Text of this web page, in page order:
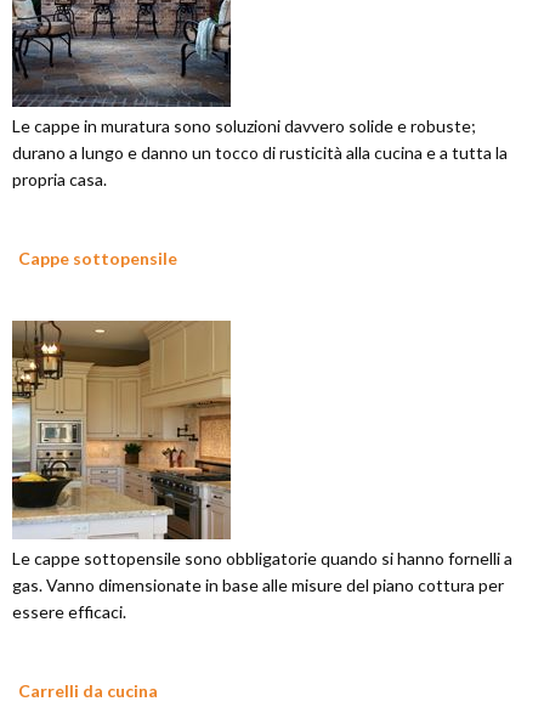
Le cappe in muratura sono soluzioni davvero solide e robuste;
durano a lungo e danno un tocco di rusticità alla cucina e a tutta la
propria casa.
Cappe sottopensile
Le cappe sottopensile sono obbligatorie quando si hanno fornelli a
gas. Vanno dimensionate in base alle misure del piano cottura per
essere efficaci.
Carrelli da cucina